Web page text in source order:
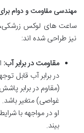
مهندسی مقاومت و دوام
ساعت های لوکس زرشکی،
نیز طراحی شده اند:
مقاومت در برابر آب:
غواصی) متغیر
او در مواجهه با
بیند.